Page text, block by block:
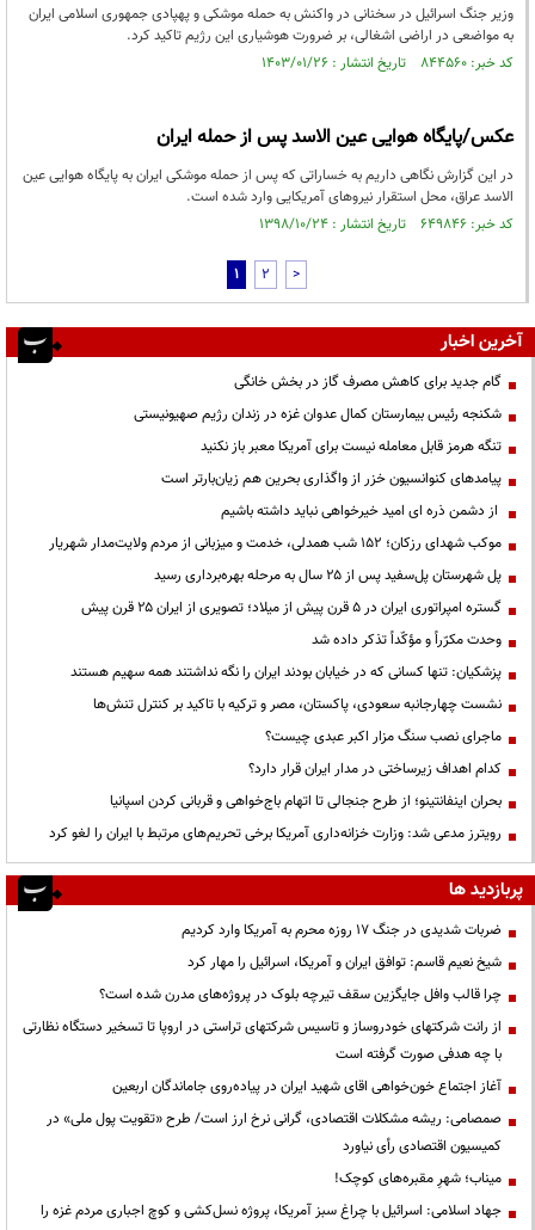
وزیر جنگ اسرائیل در سخنانی در واکنش به حمله موشکی و پهپادی جمهوری اسلامی ایران
به مواضعی در اراضی اشغالی، بر ضرورت هوشیاری این رژیم تاکید کرد.
کد خبر: ۸۴۴۵۶۰ تاریخ انتشار : ۱۴۰۳/۰۱/۲۶
عکس/پایگاه هوایی عین الاسد پس از حمله ایران‎
در این گزارش نگاهی داریم به خساراتی که پس از حمله موشکی ایران به پایگاه هوایی عین
الاسد عراق، محل استقرار نیروهای آمریکایی وارد شده است.
کد خبر: ۶۴۹۸۴۶ تاریخ انتشار : ۱۳۹۸/۱۰/۲۴
1 2 >
آخرین اخبار
گام جدید برای کاهش مصرف گاز در بخش خانگی
شکنجه رئیس بیمارستان کمال عدوان غزه در زندان رژیم صهیونیستی
تنگه هرمز قابل معامله نیست برای آمریکا معبر باز نکنید
پیامدهای کنوانسیون خزر از واگذاری بحرین هم زیان‌بارتر است
از دشمن ذره ای امید خیرخواهی نباید داشته باشیم
موکب شهدای رزکان؛ ۱۵۲ شب همدلی، خدمت و میزبانی از مردم ولایت‌مدار شهریار
پل شهرستان پل‌سفید پس از ۲۵ سال به مرحله بهره‌برداری رسید
گستره امپراتوری ایران در ۵ قرن پیش از میلاد؛ تصویری از ایران ۲۵ قرن پیش
وحدت مکرّراً و مؤکّداً تذکر داده شد
پزشکیان: تنها کسانی که در خیابان بودند ایران را نگه نداشتند همه سهیم هستند
نشست چهارجانبه سعودی، پاکستان، مصر و ترکیه با تاکید بر کنترل تنش‌ها
ماجرای نصب سنگ مزار اکبر عبدی چیست؟
کدام اهداف زیرساختی در مدار ایران قرار دارد؟
بحران اینفانتینو؛ از طرح جنجالی تا اتهام باج‌خواهی و قربانی کردن اسپانیا
رویترز مدعی شد: وزارت خزانه‌داری آمریکا برخی تحریم‌های مرتبط با ایران را لغو کرد
پربازدید ها
ضربات شدیدی در جنگ ۱۷ روزه محرم به آمریکا وارد کردیم
شیخ نعیم قاسم: توافق ایران و آمریکا، اسرائیل را مهار کرد
چرا قالب وافل جایگزین سقف تیرچه بلوک در پروژه‌های مدرن شده است؟
از رانت‌ شرکتهای خودروساز و تاسیس شرکتهای تراستی در اروپا تا تسخیر دستگاه نظارتی
با چه هدفی صورت گرفته است
آغاز اجتماع خون‌خواهی اقای شهید ایران در پیاده‌روی جاماندگان اربعین
صمصامی: ریشه مشکلات اقتصادی، گرانی نرخ ارز است/ طرح «تقویت پول ملی» در
کمیسیون اقتصادی رأی نیاورد
میناب؛ شهرِ مقبره‌های کوچک!
جهاد اسلامی: اسرائیل با چراغ سبز آمریکا، پروژه نسل‌کشی و کوچ اجباری مردم غزه را